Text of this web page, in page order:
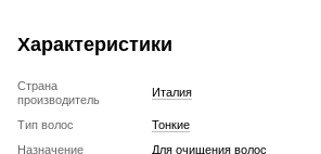
Характеристики
Страна
производитель
Италия
Тип волос
Тонкие
Назначение
Для очищения волос